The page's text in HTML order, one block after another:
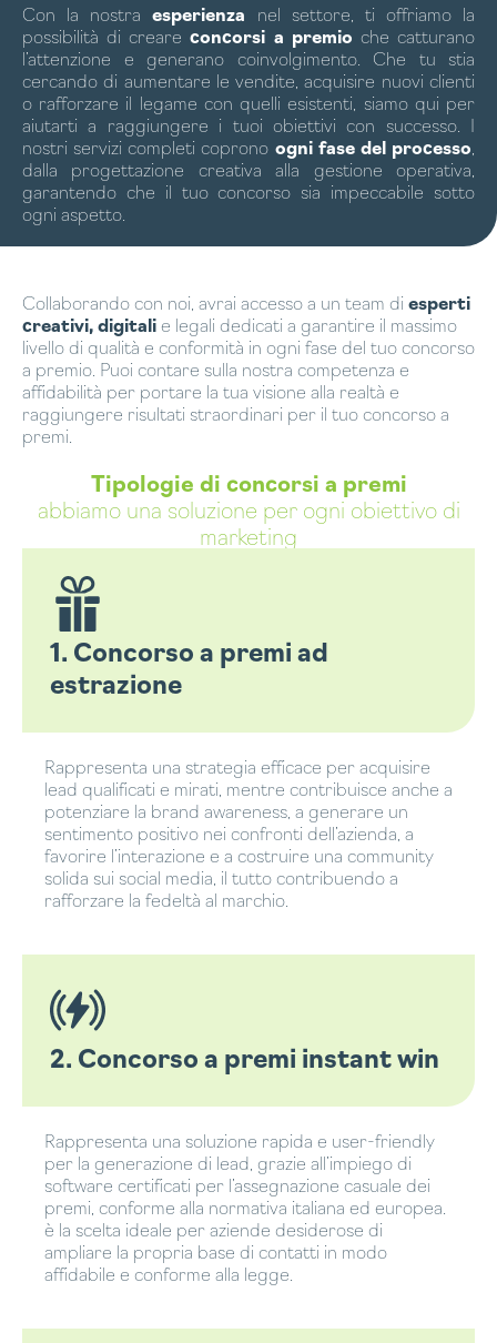
Con la nostraesperienza nel settore, ti offriamo la
possibilità di creareconcorsi a premio che catturano
l’attenzione e generano coinvolgimento. Che tu stia
cercando di aumentare le vendite, acquisire nuovi clienti
o rafforzare il legame con quelli esistenti, siamo qui per
aiutarti a raggiungere i tuoi obiettivi con successo. I
nostri servizi completi coprono ogni fase del processo
dalla progettazione creativa alla gestione operativa,
garantendo che il tuo concorso sia impeccabile sotto
ogni aspetto.
Collaborando con noi, avrai accesso a un team di esperti
creativi, digitalie legali dedicati a garantire il massimo
livello di qualità e conformità in ogni fase del tuo concorso
a premio. Puoi contare sulla nostra competenza e
affidabilità per portare la tua visione alla realtà e
raggiungere risultati straordinari per il tuo concorso a
premi.
Tipologie di concorsi a premi
abbiamo una soluzione per ogni obiettivo di
marketing
1. Concorso a premi ad
estrazione
Rappresenta una strategia efficace per acquisire
lead qualificati e mirati, mentre contribuisce anche a
potenziare la brand awareness, a generare un
sentimento positivo nei confronti dell’azienda, a
favorire l’interazione e a costruire una community
solida sui social media, il tutto contribuendo a
rafforzare la fedeltà al marchio.
2. Concorso a premi instant win
Rappresenta una soluzione rapida e user-friendly
per la generazione di lead, grazie all’impiego di
software certificati per l’assegnazione casuale dei
premi, conforme alla normativa italiana ed europea.
è la scelta ideale per aziende desiderose di
ampliare la propria base di contatti in modo
affidabile e conforme alla legge.